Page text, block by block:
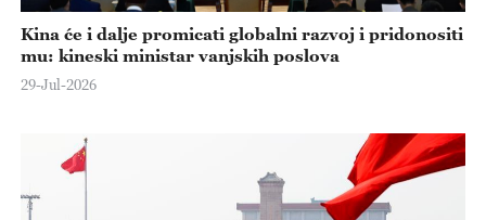
Kina će i dalje promicati globalni razvoj i pridonositi
mu: kineski ministar vanjskih poslova
29-Jul-2026